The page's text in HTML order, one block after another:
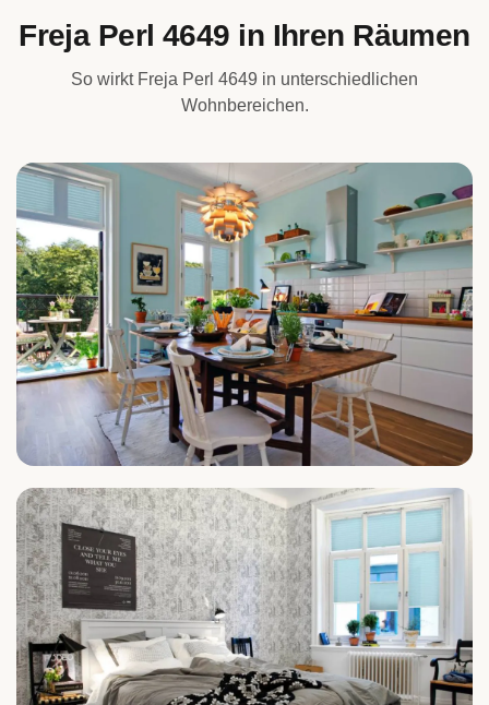
Freja Perl 4649 in Ihren Räumen
So wirkt Freja Perl 4649 in unterschiedlichen
Wohnbereichen.
Küche